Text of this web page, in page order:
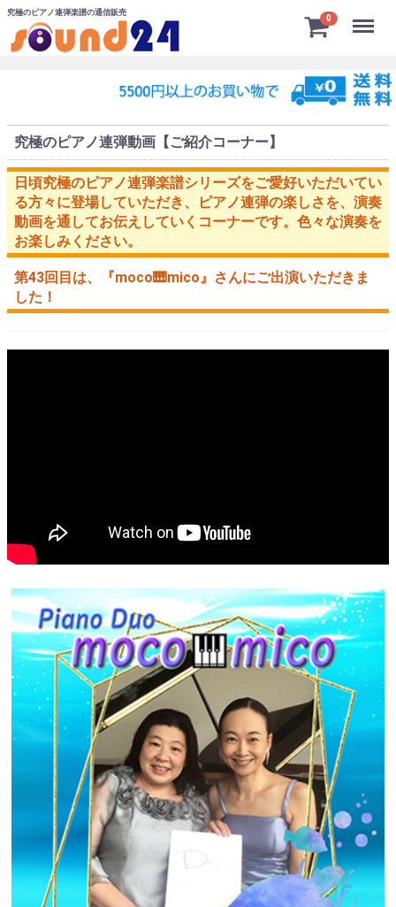
究極のピアノ連弾楽譜の通信販売
0 Menu
究極のピアノ連弾動画【ご紹介コーナー】
日頃究極のピアノ連弾楽譜シリーズをご愛好いただいてい
る方々に登場していただき、ピアノ連弾の楽しさを、演奏
動画を通してお伝えしていくコーナーです。色々な演奏を
お楽しみください。
第43回目は、 『moco🎹mico』 さんにご出演いただきま
した！